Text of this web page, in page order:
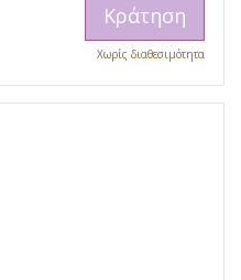
Κράτηση
Χωρίς διαθεσιμότητα